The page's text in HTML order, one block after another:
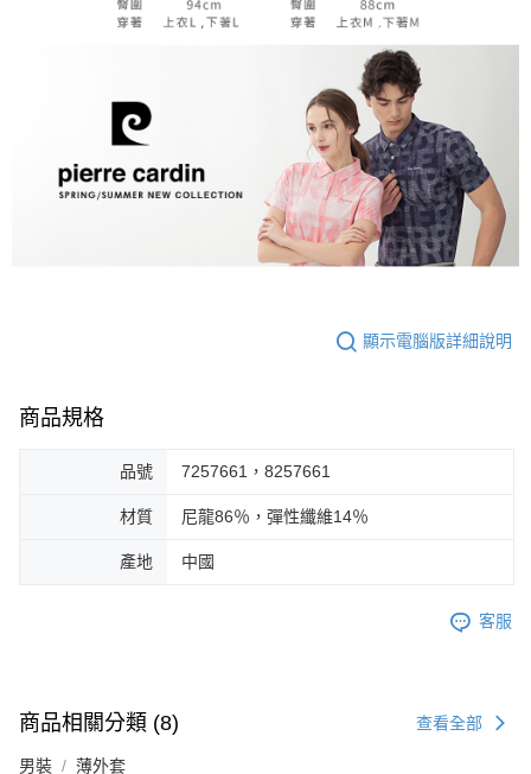
顯示電腦版詳細說明
商品規格
品號 7257661，8257661
材質 尼龍86％，彈性纖維14％
產地 中國
客服
商品相關分類 (8) 查看全部
男裝 薄外套